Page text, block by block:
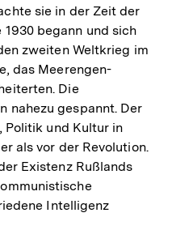
sie in der Zeit der
begann und sich
zweiten Weltkrieg im
das Meerengen-
Die
nahezu gespannt. Der
Politik und Kultur in
als vor der Revolution.
Existenz Rußlands
Intelligenz